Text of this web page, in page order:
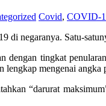
Covid, COVID-
di negaranya. Satu-
dengan tingkat
mengenai angka
“darurat